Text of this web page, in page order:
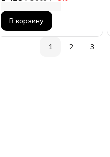
В корзину
1 2 3